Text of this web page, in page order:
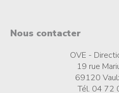
Nous contacter
OVE -
19 rue
69120
Tél. 04 72